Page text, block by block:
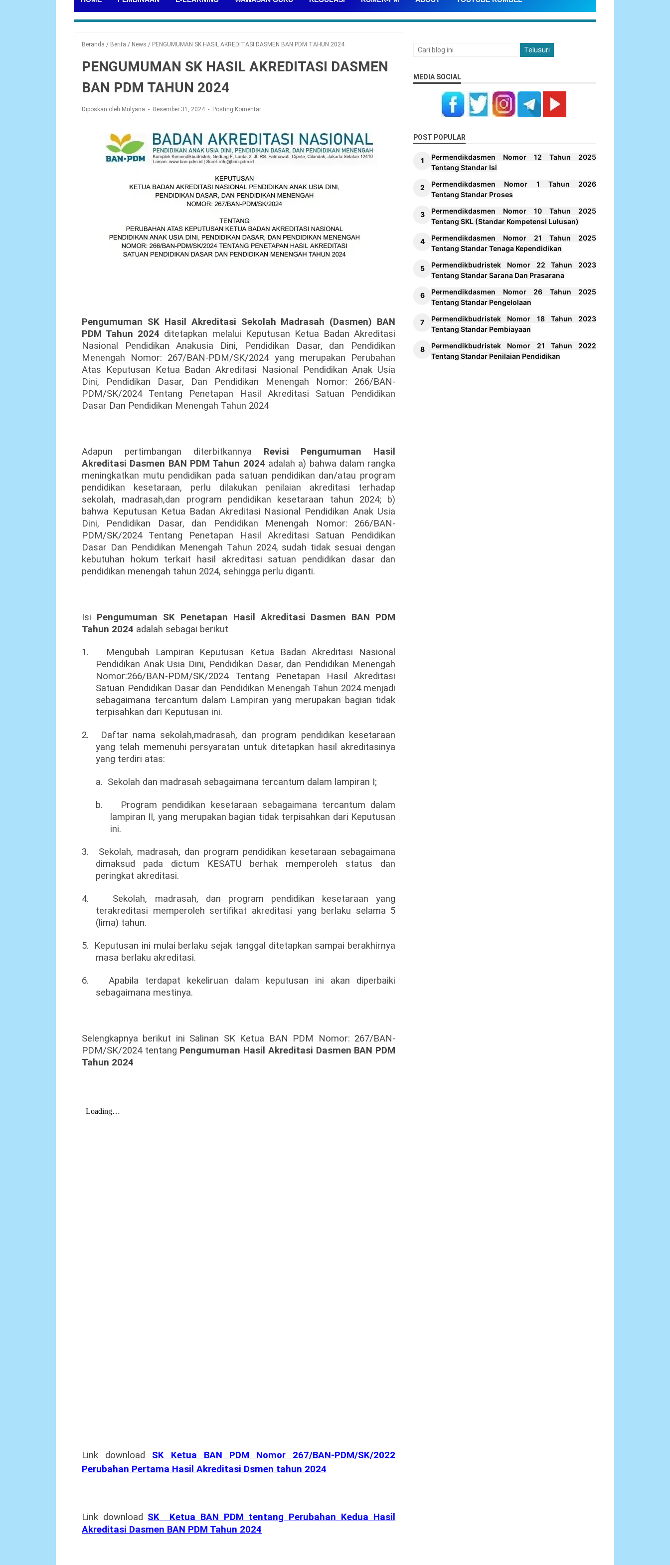
Beranda / Berita / News / PENGUMUMAN SK HASIL AKREDITASI DASMEN BAN PDM TAHUN 2024
PENGUMUMAN SK HASIL AKREDITASI DASMEN
BAN PDM TAHUN 2024
Diposkan oleh Mulyana Desember 31, 2024 Posting Komentar
Pengumuman SK Hasil Akreditasi Sekolah Madrasah (Dasmen) BAN
PDM Tahun 2024 ditetapkan melalui Keputusan Ketua Badan Akreditasi
Nasional Pendidikan Anakusia Dini, Pendidikan Dasar, dan Pendidikan
Menengah Nomor: 267/BAN-PDM/SK/2024 yang merupakan Perubahan
Atas Keputusan Ketua Badan Akreditasi Nasional Pendidikan Anak Usia
Dini, Pendidikan Dasar, Dan Pendidikan Menengah Nomor: 266/BAN-
PDM/SK/2024 Tentang Penetapan Hasil Akreditasi Satuan Pendidikan
Dasar Dan Pendidikan Menengah Tahun 2024
Adapun pertimbangan diterbitkannya Revisi Pengumuman Hasil
Akreditasi Dasmen BAN PDM Tahun 2024 adalah a) bahwa dalam rangka
meningkatkan mutu pendidikan pada satuan pendidikan dan/atau program
pendidikan kesetaraan, perlu dilakukan penilaian akreditasi terhadap
sekolah, madrasah,dan program pendidikan kesetaraan tahun 2024; b)
bahwa Keputusan Ketua Badan Akreditasi Nasional Pendidikan Anak Usia
Dini, Pendidikan Dasar, dan Pendidikan Menengah Nomor: 266/BAN-
PDM/SK/2024 Tentang Penetapan Hasil Akreditasi Satuan Pendidikan
Dasar Dan Pendidikan Menengah Tahun 2024, sudah tidak sesuai dengan
kebutuhan hokum terkait hasil akreditasi satuan pendidikan dasar dan
pendidikan menengah tahun 2024, sehingga perlu diganti.
Isi Pengumuman SK Penetapan Hasil Akreditasi Dasmen BAN PDM
Tahun 2024 adalah sebagai berikut
1.
Mengubah Lampiran Keputusan Ketua Badan Akreditasi Nasional
Pendidikan Anak Usia Dini, Pendidikan Dasar, dan Pendidikan Menengah
Nomor:266/BAN-PDM/SK/2024 Tentang Penetapan Hasil Akreditasi
Satuan Pendidikan Dasar dan Pendidikan Menengah Tahun 2024 menjadi
sebagaimana tercantum dalam Lampiran yang merupakan bagian tidak
terpisahkan dari Keputusan ini.
2.
Daftar nama sekolah,madrasah, dan program pendidikan kesetaraan
yang telah memenuhi persyaratan untuk ditetapkan hasil akreditasinya
yang terdiri atas:
a. Sekolah dan madrasah sebagaimana tercantum dalam lampiran I;
b.
Program pendidikan kesetaraan sebagaimana tercantum dalam
lampiran II, yang merupakan bagian tidak terpisahkan dari Keputusan
ini.
3.
Sekolah, madrasah, dan program pendidikan kesetaraan sebagaimana
dimaksud pada dictum KESATU berhak memperoleh status dan
peringkat akreditasi.
4.
Sekolah, madrasah, dan program pendidikan kesetaraan yang
terakreditasi memperoleh sertifikat akreditasi yang berlaku selama 5
(lima) tahun.
5.
Keputusan ini mulai berlaku sejak tanggal ditetapkan sampai berakhirnya
masa berlaku akreditasi.
6.
Apabila terdapat kekeliruan dalam keputusan ini akan diperbaiki
sebagaimana mestinya.
Selengkapnya berikut ini Salinan SK Ketua BAN PDM Nomor: 267/BAN-
PDM/SK/2024 tentang Pengumuman Hasil Akreditasi Dasmen BAN PDM
Tahun 2024
Link download SK Ketua BAN PDM Nomor 267/BAN-PDM/SK/2022
Perubahan Pertama Hasil Akreditasi Dsmen tahun 2024
Link download SK
Ketua BAN PDM tentang Perubahan Kedua Hasil
Akreditasi Dasmen BAN PDM Tahun 2024
MEDIA SOCIAL
POST POPULAR
Permendikdasmen Nomor 12 Tahun 2025
Tentang Standar Isi
Permendikdasmen Nomor 1 Tahun 2026
Tentang Standar Proses
Permendikdasmen Nomor 10 Tahun 2025
Tentang SKL (Standar Kompetensi Lulusan)
Permendikdasmen Nomor 21 Tahun 2025
Tentang Standar Tenaga Kependidikan
Permendikbudristek Nomor 22 Tahun 2023
Tentang Standar Sarana Dan Prasarana
Permendikdasmen Nomor 26 Tahun 2025
Tentang Standar Pengelolaan
Permendikbudristek Nomor 18 Tahun 2023
Tentang Standar Pembiayaan
Permendikbudristek Nomor 21 Tahun 2022
Tentang Standar Penilaian Pendidikan